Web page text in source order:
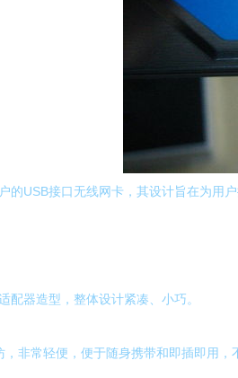
的USB接口无线网卡，其设计旨在为用
配器造型，整体设计紧凑、小巧。
，非常轻便，便于随身携带和即插即用，